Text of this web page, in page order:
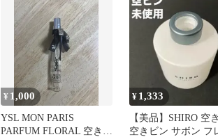
¥ 1,000
YSL MON PARIS
PARFUM FLORAL 空きビ
¥ 1,333
【美品】SHIRO 空
空きビン サボン フ